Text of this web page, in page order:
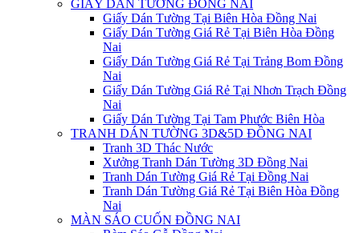
GIẤY DÁN TƯỜNG ĐỒNG NAI
Giấy Dán Tường Tại Biên Hòa Đồng Nai
Giấy Dán Tường Giá Rẻ Tại Biên Hòa Đồng
Nai
Giấy Dán Tường Giá Rẻ Tại Trảng Bom Đồng
Nai
Giấy Dán Tường Giá Rẻ Tại Nhơn Trạch Đồng
Nai
Giấy Dán Tường Tại Tam Phước Biên Hòa
TRANH DÁN TƯỜNG 3D&5D ĐỒNG NAI
Tranh 3D Thác Nước
Xưởng Tranh Dán Tường 3D Đồng Nai
Tranh Dán Tường Giá Rẻ Tại Đồng Nai
Tranh Dán Tường Giá Rẻ Tại Biên Hòa Đồng
Nai
MÀN SÁO CUỐN ĐỒNG NAI